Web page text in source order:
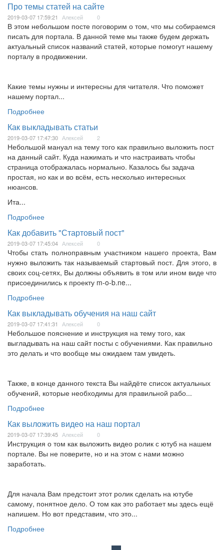
Про темы статей на сайте
2019-03-07 17:59:21 Алексей 0
В этом небольшом посте поговорим о том, что мы собираемся
писать для портала. В данной теме мы также будем держать
актуальный список названий статей, которые помогут нашему
порталу в продвижении.
Какие темы нужны и интересны для читателя. Что поможет
нашему портал...
Подробнее
Как выкладывать статьи
2019-03-07 17:47:30 Алексей 2
Небольшой мануал на тему того как правильно выложить пост
на данный сайт. Куда нажимать и что настраивать чтобы
страница отображалась нормально. Казалось бы задача
простая, но как и во всём, есть несколько интересных
нюансов.
Ита...
Подробнее
Как добавить "Стартовый пост"
2019-03-07 17:45:04 Алексей 0
Чтобы стать полноправным участником нашего проекта, Вам
нужно выложить так называемый стартовый пост. Для этого, в
своих соц-сетях, Вы должны объявить в том или ином виде что
присоединились к проекту m-o-b.ne...
Подробнее
Как выкладывать обучения на наш сайт
2019-03-07 17:41:31 Алексей 0
Небольшое пояснение и инструкция на тему того, как
выгладывать на наш сайт посты с обучениями. Как правильно
это делать и что вообще мы ожидаем там увидеть.
Также, в конце данного текста Вы найдёте список актуальных
обучений, которые необходимы для правильной рабо...
Подробнее
Как выложить видео на наш портал
2019-03-07 17:39:45 Алексей 0
Инструкция о том как выложить видео ролик с ютуб на нашем
портале. Вы не поверите, но и на этом с нами можно
заработать.
Для начала Вам предстоит этот ролик сделать на ютубе
самому, понятное дело. О том как это работает мы здесь ещё
напишем. Но вот представим, что это...
Подробнее